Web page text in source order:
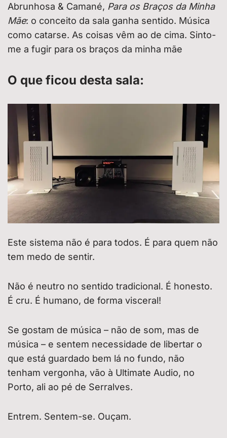
Abrunhosa & Camané, Para os Braços da Minha
Mãe: o conceito da sala ganha sentido. Música
como catarse. As coisas vêm ao de cima. Sinto-
me a fugir para os braços da minha mãe
O que ficou desta sala:
Este sistema não é para todos. É para quem não
tem medo de sentir.
Não é neutro no sentido tradicional. É honesto.
É cru. É humano, de forma visceral!
Se gostam de música – não de som, mas de
música – e sentem necessidade de libertar o
que está guardado bem lá no fundo, não
tenham vergonha, vão à Ultimate Audio, no
Porto, ali ao pé de Serralves.
Entrem. Sentem-se. Ouçam.